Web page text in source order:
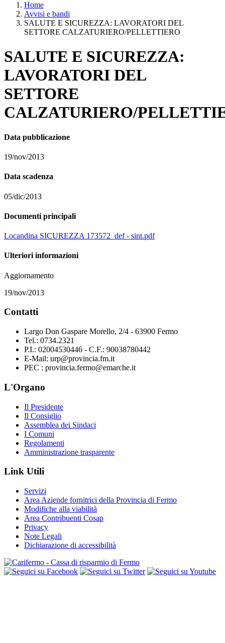
Home
Avvisi e bandi
SALUTE E SICUREZZA: LAVORATORI DEL
SETTORE CALZATURIERO/PELLETTIERO
SALUTE E SICUREZZA:
LAVORATORI DEL
SETTORE
CALZATURIERO/
Data pubblicazione
19/nov/2013
Data scadenza
05/dic/2013
Documenti principali
Locandina SICUREZZA 173572_def - sint.pdf
Ulteriori informazioni
Aggiornamento
19/nov/2013
Contatti
Largo Don Gaspare Morello, 2/4 - 63900 Fermo
Tel.: 0734.2321
P.I.: 02004530446 - C.F.: 90038780442
E-Mail: urp@provincia.fm.it
PEC : provincia.fermo@emarche.it
L'Organo
Il Presidente
Il Consiglio
Assemblea dei Sindaci
I Comuni
Regolamenti
Amministrazione trasparente
Link Utili
Servizi
Area Aziende fornitrici della Provincia di Fermo
Modifiche alla viabilità
Area Contribuenti Cosap
Privacy
Note Legali
Dichiarazione di accessibilità